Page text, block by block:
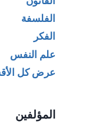
الفلسفة
الفكر
علم النفس
عرض كل
المؤلفين